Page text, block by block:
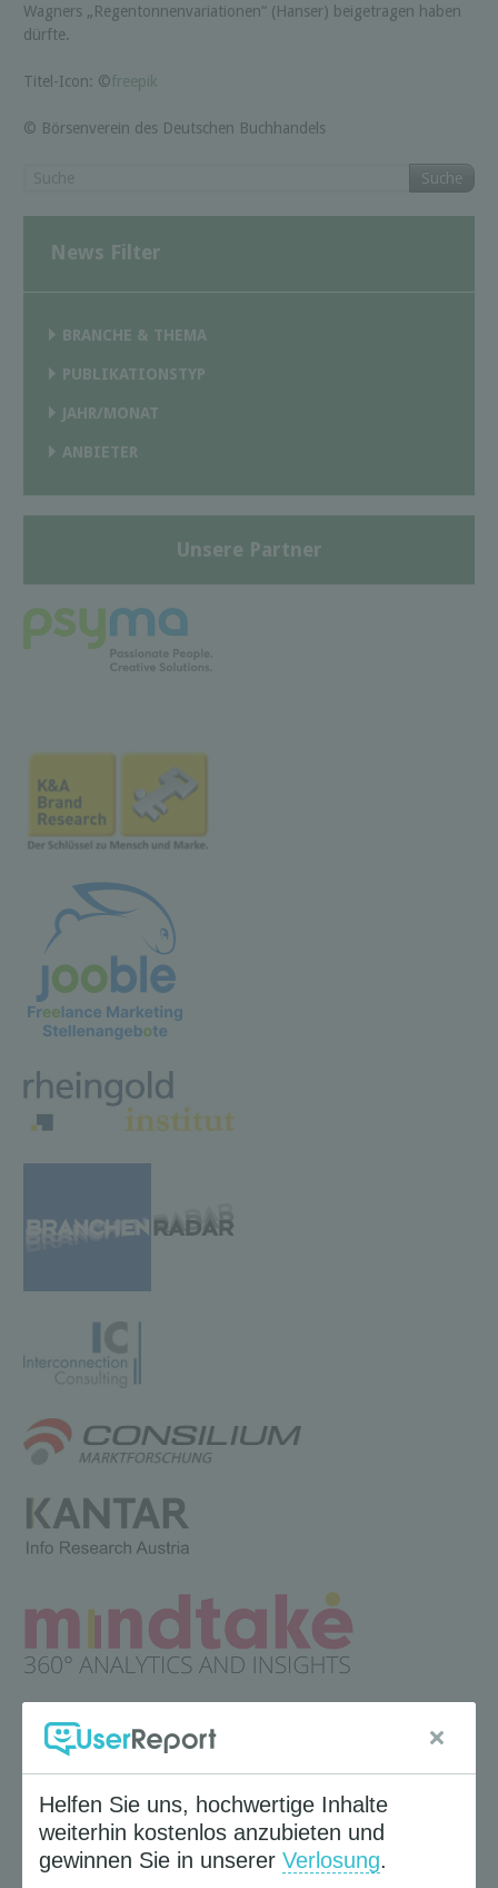
Wagners „Regentonnenvariationen“ (Hanser) beigetragen haben
dürfte.
Titel-Icon: ©freepik
© Börsenverein des Deutschen Buchhandels
Suche
News Filter
BRANCHE & THEMA
PUBLIKATIONSTYP
JAHR/MONAT
ANBIETER
Unsere Partner